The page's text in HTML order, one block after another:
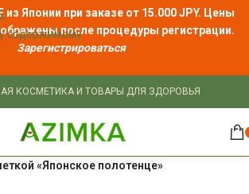
содержимому
из Японии при заказе от 15.000 JPY. Цены
после процедуры регистрации.
Зарегистрироваться
КОСМЕТИКА И ТОВАРЫ ДЛЯ ЗДОРОВЬЯ
«Японское полотенце»